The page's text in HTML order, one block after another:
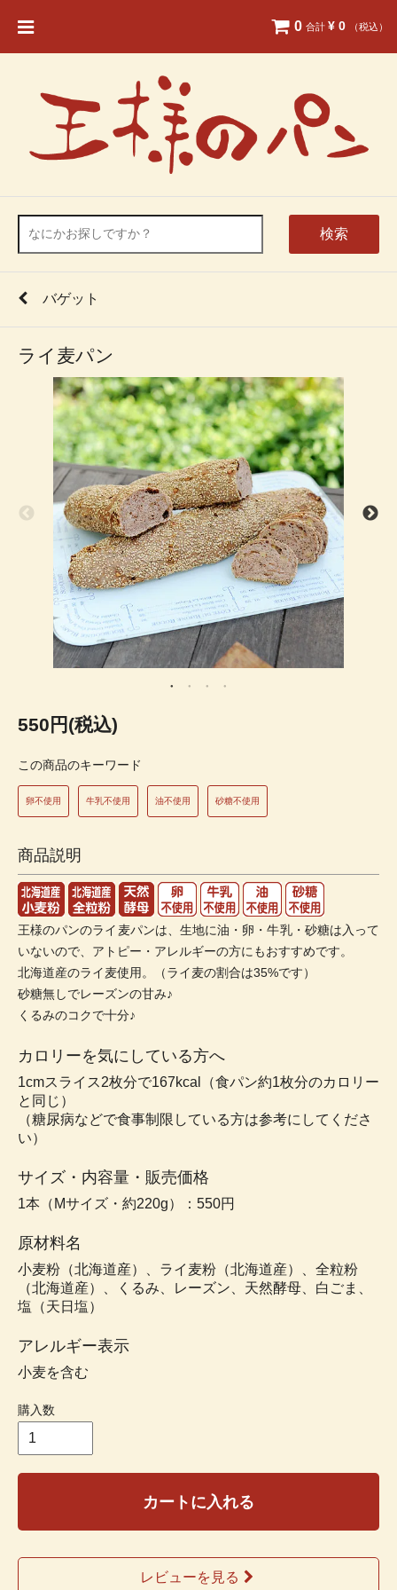
0 合計 ¥ 0 （税込）
検索
バゲット
ライ麦パン
550円(税込)
この商品のキーワード
卵不使用 牛乳不使用 油不使用 砂糖不使用
商品説明
王様のパンのライ麦パンは、生地に油・卵・牛乳・砂糖は入って
いないので、アトピー・アレルギーの方にもおすすめです。
北海道産のライ麦使用。（ライ麦の割合は35%です）
砂糖無しでレーズンの甘み♪
くるみのコクで十分♪
カロリーを気にしている方へ
1cmスライス2枚分で167kcal（食パン約1枚分のカロリー
と同じ）
（糖尿病などで食事制限している方は参考にしてくださ
い）
サイズ・内容量・販売価格
1本（Mサイズ・約220g）：550円
原材料名
小麦粉（北海道産）、ライ麦粉（北海道産）、全粒粉
（北海道産）、くるみ、レーズン、天然酵母、白ごま、
塩（天日塩）
アレルギー表示
小麦を含む
購入数
カートに入れる
レビューを見る